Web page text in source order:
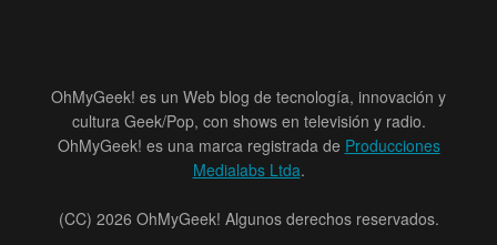
OhMyGeek! es un Web blog de tecnología, innovación y
cultura Geek/Pop, con shows en televisión y radio.
OhMyGeek! es una marca registrada de Producciones
Medialabs Ltda.
(CC) 2026 OhMyGeek! Algunos derechos reservados.